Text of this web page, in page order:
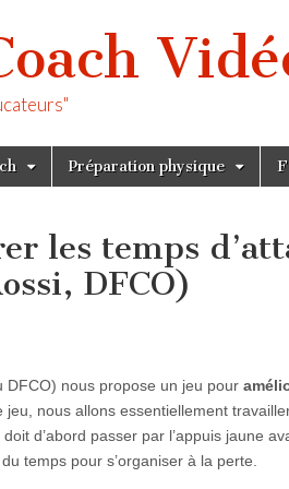
Préparation physique
les temps
DFCO)
DFCO) nous propose un jeu pour
jeu, nous allons essentiellement
d’abord passer par l’appuis jaune
temps pour s’organiser à la perte.